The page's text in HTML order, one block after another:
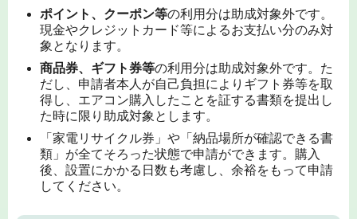
ポイント、クーポン等の利用分は助成対象外です。
現金やクレジットカード等によるお支払い分のみ対
象となります。
商品券、ギフト券等の利用分は助成対象外です。た
だし、申請者本人が自己負担によりギフト券等を取
得し、エアコン購入したことを証する書類を提出し
た時に限り助成対象とします。
「家電リサイクル券」や「納品場所が確認できる書
類」が全てそろった状態で申請ができます。購入
後、設置にかかる日数も考慮し、余裕をもって申請
してください。